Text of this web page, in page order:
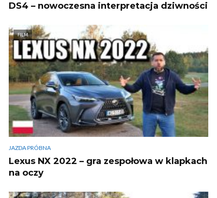
DS4 – nowoczesna interpretacja dziwności
FILM
JAZDA PRÓBNA
Lexus NX 2022 – gra zespołowa w klapkach
na oczy